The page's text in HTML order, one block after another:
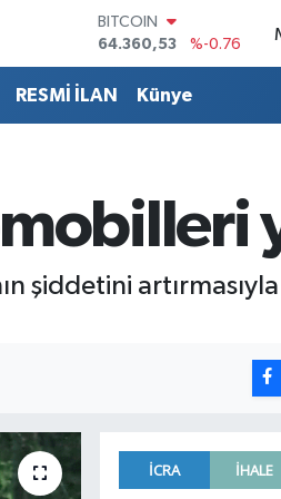
DOLAR
47,7069
%0.17
EURO
55,0265
%0.01
BİST100
13.887
%64
BITCOIN
RESMİ İLAN Künye
şiddetini